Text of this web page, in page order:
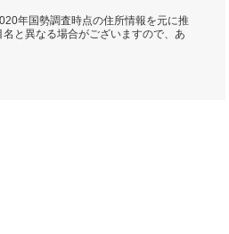
年国勢調査時点の住所情報を元に推
と異なる場合がございますので、あ